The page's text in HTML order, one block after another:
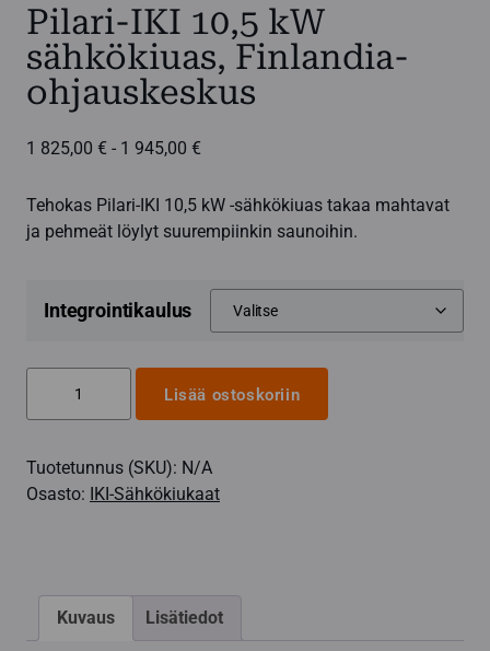
Pilari-IKI 10,5 kW
sähkökiuas, Finlandia-
ohjauskeskus
1 825,00 € - 1 945,00 €
825,00 €
-
Tehokas Pilari-IKI 10,5 kW -sähkökiuas takaa mahtavat
ja pehmeät löylyt suurempiinkin saunoihin.
Integrointikaulus
kW
sähkökiuas,
Lisää ostoskoriin
Tuotetunnus (SKU): N/A
Osasto: IKI-Sähkökiukaat
Kuvaus Lisätiedot